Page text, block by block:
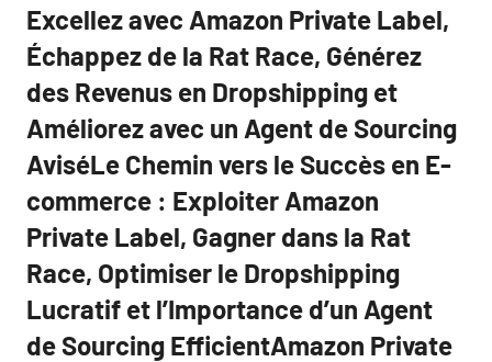
Excellez avec Amazon Private Label,
Échappez de la Rat Race, Générez
des Revenus en Dropshipping et
Améliorez avec un Agent de Sourcing
AviséLe Chemin vers le Succès en E-
commerce : Exploiter Amazon
Private Label, Gagner dans la Rat
Race, Optimiser le Dropshipping
Lucratif et l’Importance d’un Agent
de Sourcing EfficientAmazon Private